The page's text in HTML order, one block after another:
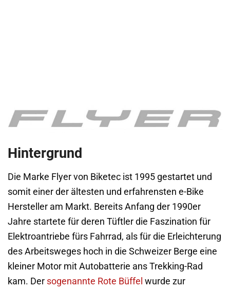
Hintergrund
Die Marke Flyer von Biketec ist 1995 gestartet und
somit einer der ältesten und erfahrensten e-Bike
Hersteller am Markt. Bereits Anfang der 1990er
Jahre startete für deren Tüftler die Faszination für
Elektroantriebe fürs Fahrrad, als für die Erleichterung
des Arbeitsweges hoch in die Schweizer Berge eine
kleiner Motor mit Autobatterie ans Trekking-Rad
kam. Der sogenannte Rote Büffel wurde zur